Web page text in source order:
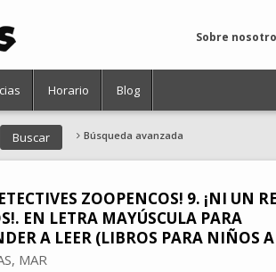
Sobre
Horario Blog
Búsqueda avanzada
ZOOPENCOS! 9. ¡NI UN
EN LETRA MAYÚSCULA PARA
A LEER (LIBROS PARA NIÑOS
MAR